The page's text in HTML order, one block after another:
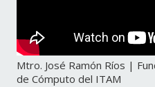
Mtro. José Ramón Ríos |
de Cómputo del ITAM